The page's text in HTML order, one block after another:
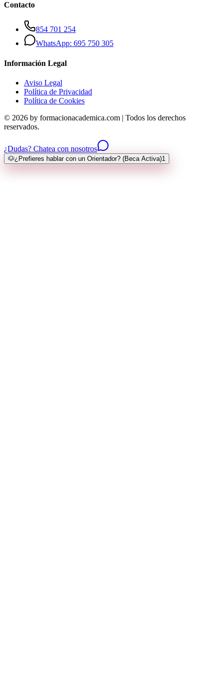
Contacto
854 701 254
WhatsApp: 695 750 305
Información Legal
Aviso Legal
Política de Privacidad
Política de Cookies
© 2026 by formacionacademica.com | Todos los derechos
reservados.
¿Dudas? Chatea con nosotros
🐶¿Prefieres hablar con un Orientador? (Beca Activa)1